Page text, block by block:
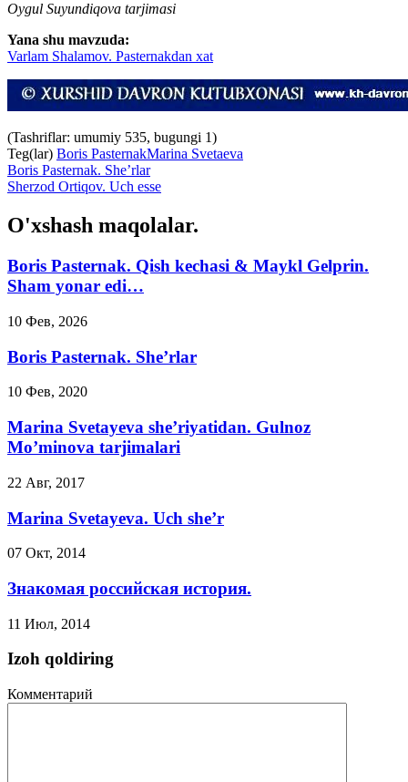
Oygul Suyundiqova tarjimasi
Yana shu mavzuda:
Varlam Shalamov. Pasternakdan xat
(Tashriflar: umumiy 535, bugungi 1)
Teg(lar) Boris PasternakMarina Svetaeva
Boris Pasternak. She’rlar
Sherzod Ortiqov. Uch esse
O'xshash maqolalar.
Boris Pasternak. Qish kechasi & Maykl Gelprin.
Sham yonar edi…
10 Фев, 2026
Boris Pasternak. She’rlar
10 Фев, 2020
Marina Svetayeva she’riyatidan. Gulnoz
Mo’minova tarjimalari
22 Авг, 2017
Marina Svetayeva. Uch she’r
07 Окт, 2014
Знакомая российская история.
11 Июл, 2014
Izoh qoldiring
Комментарий